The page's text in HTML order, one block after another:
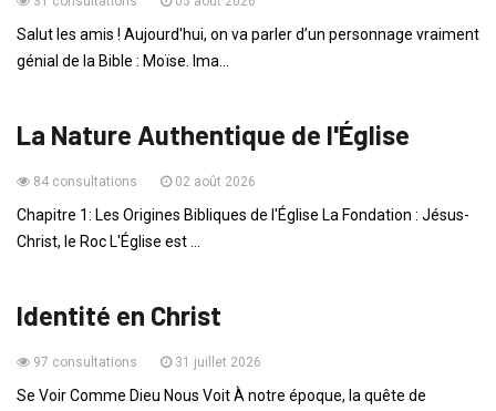
Salut les amis ! Aujourd'hui, on va parler d’un personnage vraiment
génial de la Bible : Moïse. Ima...
La Nature Authentique de l'Église
84 consultations 02 août 2026
Chapitre 1: Les Origines Bibliques de l'Église La Fondation : Jésus-
Christ, le Roc L'Église est ...
Identité en Christ
97 consultations 31 juillet 2026
Se Voir Comme Dieu Nous Voit À notre époque, la quête de